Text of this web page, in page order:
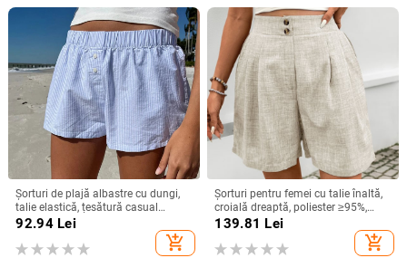
Șorturi de plajă albastre cu dungi,
talie elastică, țesătură casual
pentru femei
92.94Lei
add_shopping_cart
Șorturi pentru femei cu talie înaltă,
croială dreaptă, poliester ≥95%,
lungime 3/4, stil casual, vara 2025
139.81 Lei
add_shopping_cart